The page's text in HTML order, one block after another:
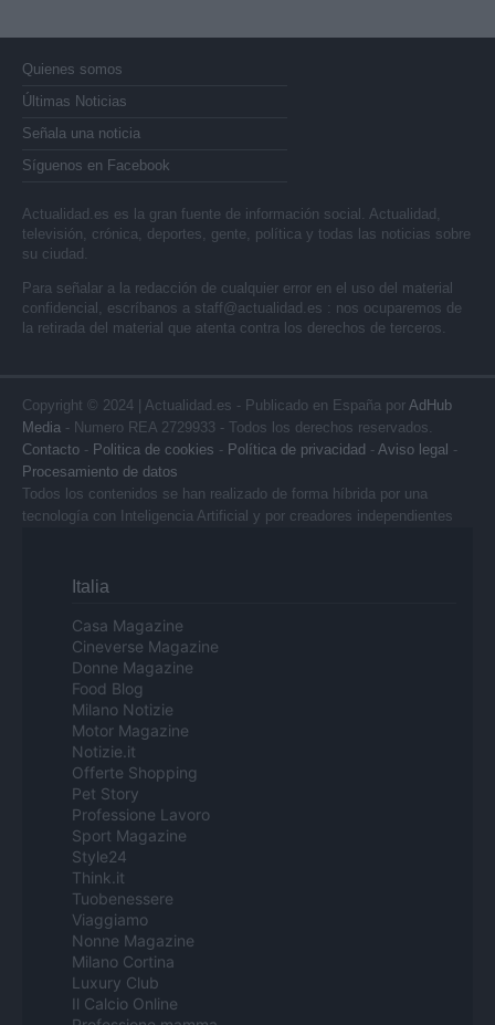
Quienes somos
Últimas Noticias
Señala una noticia
Síguenos en Facebook
Actualidad.es es la gran fuente de información social. Actualidad,
televisión, crónica, deportes, gente, política y todas las noticias sobre
su ciudad.
Para señalar a la redacción de cualquier error en el uso del material
confidencial, escríbanos a staff@actualidad.es : nos ocuparemos de
la retirada del material que atenta contra los derechos de terceros.
Copyright © 2024 | Actualidad.es - Publicado en España por AdHub
Media - Numero REA 2729933 - Todos los derechos reservados.
Contacto - Politica de cookies - Política de privacidad - Aviso legal -
Procesamiento de datos
Todos los contenidos se han realizado de forma híbrida por una
tecnología con Inteligencia Artificial y por creadores independientes
Italia
Casa Magazine
Cineverse Magazine
Donne Magazine
Food Blog
Milano Notizie
Motor Magazine
Notizie.it
Offerte Shopping
Pet Story
Professione Lavoro
Sport Magazine
Style24
Think.it
Tuobenessere
Viaggiamo
Nonne Magazine
Milano Cortina
Luxury Club
Il Calcio Online